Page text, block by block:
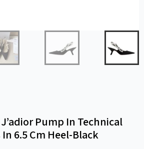
Pump In Technical
In 6.5 Cm Heel-Black